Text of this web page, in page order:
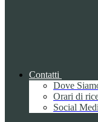
Contatti
Dove
Orari di
Social